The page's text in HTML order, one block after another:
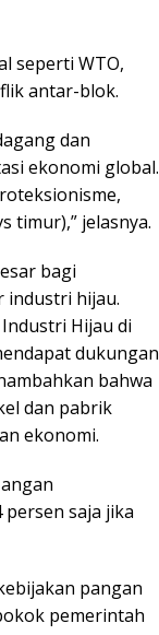
seperti WTO,
antar-blok.
dan
ekonomi global.
timur),” jelasnya.
bagi
industri hijau.
Hijau di
dukungan
bahwa
dan pabrik
ekonomi.
saja jika
pangan
pemerintah